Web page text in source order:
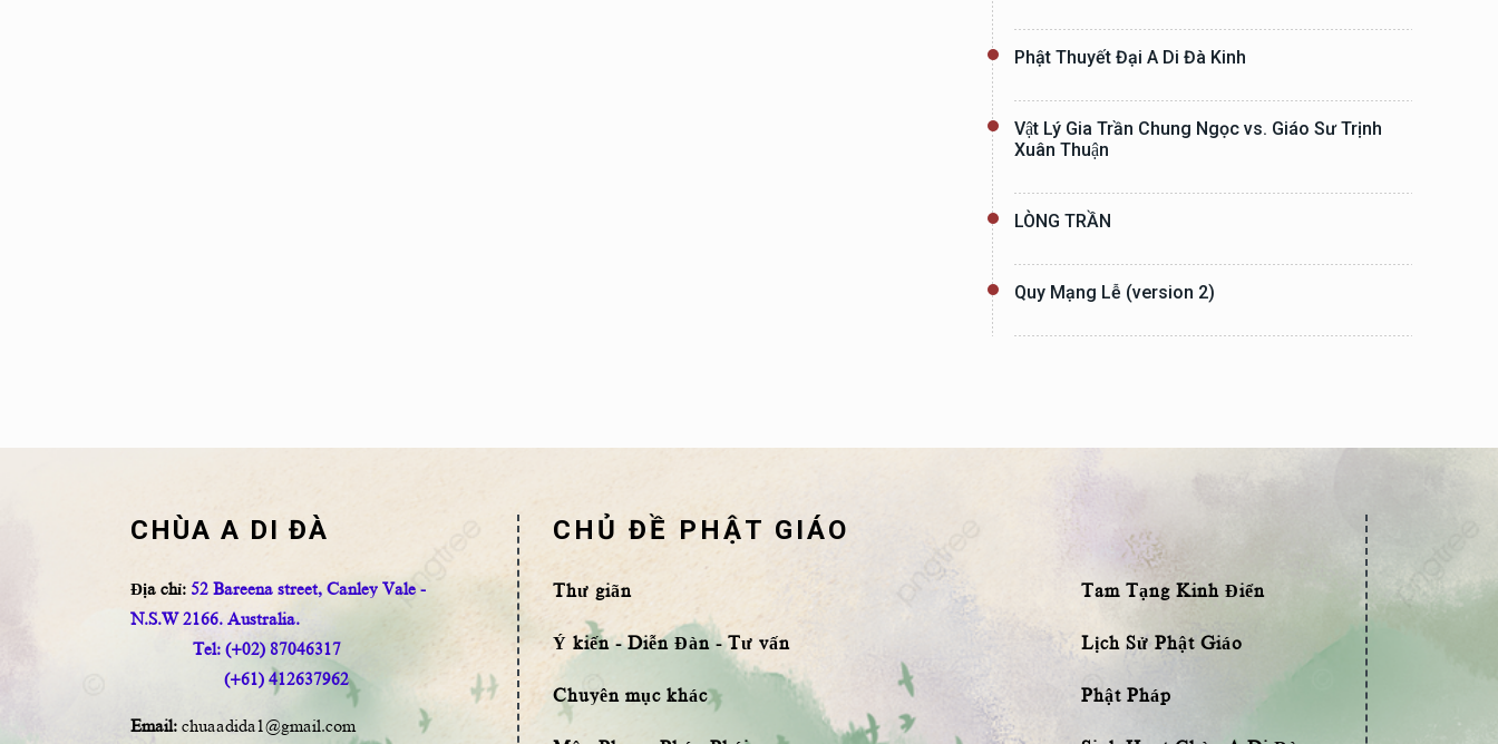
Phật Thuyết Đại A Di Đà Kinh
Vật Lý Gia Trần Chung Ngọc vs. Giáo Sư Trịnh
Xuân Thuận
LÒNG TRẦN
Quy Mạng Lễ (version 2)
CHÙA A DI ĐÀ
Địa chỉ: 52 Bareena street, Canley Vale -
N.S.W 2166. Australia.
Tel: (+02) 87046317
(+61) 412637962
Email: chuaadida1@gmail.com
CHỦ ĐỀ PHẬT GIÁO
Thư giãn
Ý kiến - Diễn Đàn - Tư vấn
Chuyên mục khác
Tam Tạng Kinh Điển
Lịch Sử Phật Giáo
Phật Pháp